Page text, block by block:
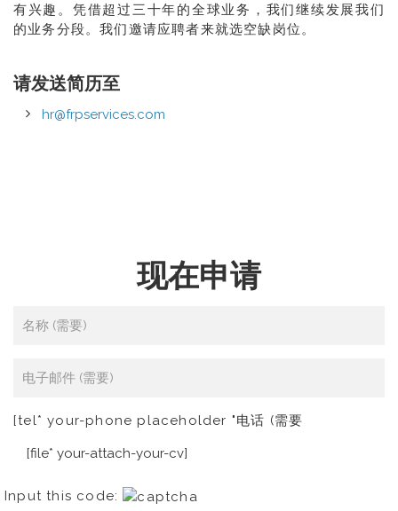
有兴趣。凭借超过三十年的全球业务，我们继续发展我们
的业务分段。我们邀请应聘者来就选空缺岗位。
请发送简历至
hr@frpservices.com
现在申请
[tel* your-phone placeholder "电话 (需要
[file* your-attach-your-cv]
Input this code: